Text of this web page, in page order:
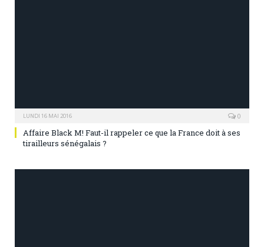
LUNDI 16 MAI 2016 0
Affaire Black M! Faut-il rappeler ce que la France doit à ses
tirailleurs sénégalais ?